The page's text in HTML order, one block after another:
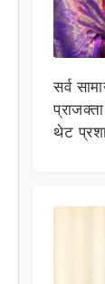
सर्व
थेट